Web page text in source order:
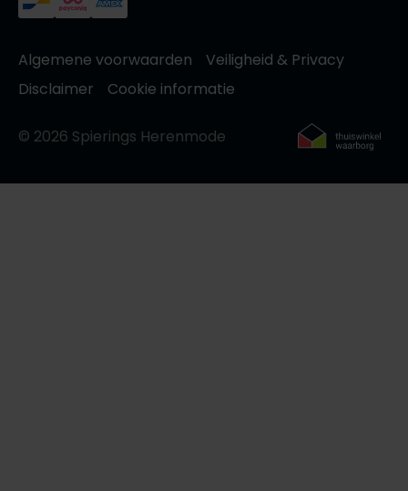
Algemene voorwaarden
Veiligheid & Privacy
Disclaimer
Cookie informatie
© 2026 Spierings Herenmode